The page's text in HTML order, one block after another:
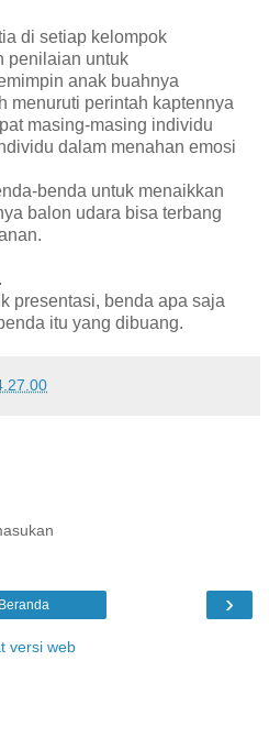
di setiap kelompok
penilaian untuk
anak buahnya
menuruti perintah kaptennya
masing-masing individu
dalam menahan emosi
benda untuk menaikkan
balon udara bisa terbang
presentasi, benda apa saja
itu yang dibuang.
›
Beranda
versi web